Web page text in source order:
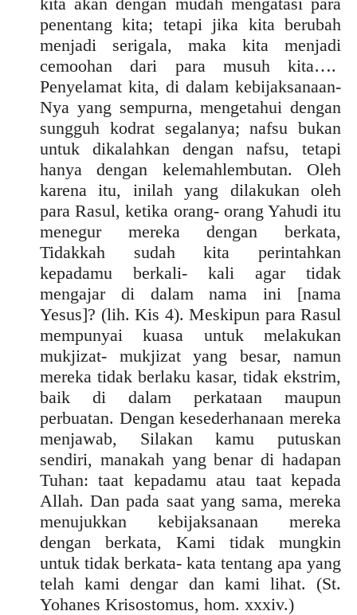
penentang kita; tetapi jika kita berubah
menjadi serigala, maka kita menjadi
cemoohan dari para musuh kita….
Penyelamat kita, di dalam kebijaksanaan-
Nya yang sempurna, mengetahui dengan
sungguh kodrat segalanya; nafsu bukan
untuk dikalahkan dengan nafsu, tetapi
hanya dengan kelemahlembutan. Oleh
karena itu, inilah yang dilakukan oleh
para Rasul, ketika orang- orang Yahudi itu
menegur mereka dengan berkata,
Tidakkah sudah kita perintahkan
kepadamu berkali- kali agar tidak
mengajar di dalam nama ini [nama
Yesus]? (lih. Kis 4). Meskipun para Rasul
mempunyai kuasa untuk melakukan
mukjizat- mukjizat yang besar, namun
mereka tidak berlaku kasar, tidak ekstrim,
baik di dalam perkataan maupun
perbuatan. Dengan kesederhanaan mereka
menjawab, Silakan kamu putuskan
sendiri, manakah yang benar di hadapan
Tuhan: taat kepadamu atau taat kepada
Allah. Dan pada saat yang sama, mereka
menujukkan kebijaksanaan mereka
dengan berkata, Kami tidak mungkin
untuk tidak berkata- kata tentang apa yang
telah kami dengar dan kami lihat. (St.
Yohanes Krisostomus, hom. xxxiv.)